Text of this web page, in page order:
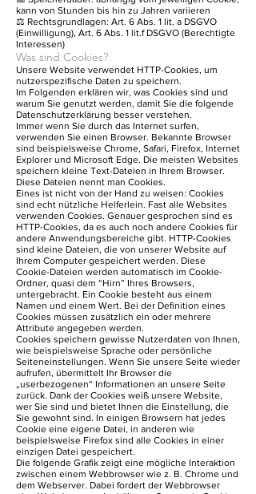
kann von Stunden bis hin zu Jahren variieren
⚖️ Rechtsgrundlagen: Art. 6 Abs. 1 lit. a DSGVO
(Einwilligung), Art. 6 Abs. 1 lit.f DSGVO (Berechtigte
Interessen)
Was sind Cookies?
Unsere Website verwendet HTTP-Cookies, um
nutzerspezifische Daten zu speichern.
Im Folgenden erklären wir, was Cookies sind und
warum Sie genutzt werden, damit Sie die folgende
Datenschutzerklärung besser verstehen.
Immer wenn Sie durch das Internet surfen,
verwenden Sie einen Browser. Bekannte Browser
sind beispielsweise Chrome, Safari, Firefox, Internet
Explorer und Microsoft Edge. Die meisten Websites
speichern kleine Text-Dateien in Ihrem Browser.
Diese Dateien nennt man Cookies.
Eines ist nicht von der Hand zu weisen: Cookies
sind echt nützliche Helferlein. Fast alle Websites
verwenden Cookies. Genauer gesprochen sind es
HTTP-Cookies, da es auch noch andere Cookies für
andere Anwendungsbereiche gibt. HTTP-Cookies
sind kleine Dateien, die von unserer Website auf
Ihrem Computer gespeichert werden. Diese
Cookie-Dateien werden automatisch im Cookie-
Ordner, quasi dem “Hirn” Ihres Browsers,
untergebracht. Ein Cookie besteht aus einem
Namen und einem Wert. Bei der Definition eines
Cookies müssen zusätzlich ein oder mehrere
Attribute angegeben werden.
Cookies speichern gewisse Nutzerdaten von Ihnen,
wie beispielsweise Sprache oder persönliche
Seiteneinstellungen. Wenn Sie unsere Seite wieder
aufrufen, übermittelt Ihr Browser die
„userbezogenen“ Informationen an unsere Seite
zurück. Dank der Cookies weiß unsere Website,
wer Sie sind und bietet Ihnen die Einstellung, die
Sie gewohnt sind. In einigen Browsern hat jedes
Cookie eine eigene Datei, in anderen wie
beispielsweise Firefox sind alle Cookies in einer
einzigen Datei gespeichert.
Die folgende Grafik zeigt eine mögliche Interaktion
zwischen einem Webbrowser wie z. B. Chrome und
dem Webserver. Dabei fordert der Webbrowser